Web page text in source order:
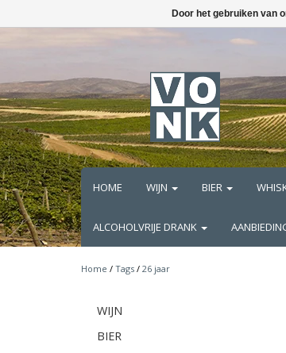
HOME WIJN BIER
ALCOHOLVRIJE DRANK
Home / Tags / 26 jaar
WIJN
BIER
Door het gebruiken van